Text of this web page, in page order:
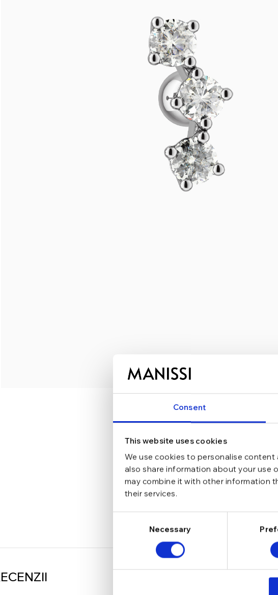
Consent
This website uses cookies
We use cookies to personalise
also share information about your use
may combine it with other information
their services.
Necessary